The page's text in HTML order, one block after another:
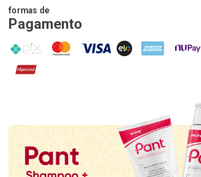
formas de
Pagamento
PIX MasterCard
VISA ELO AMEX NuPay
Hipercard
Promoção em Destaque